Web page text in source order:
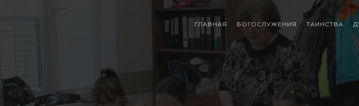
ГЛАВНАЯ БОГОСЛУЖЕНИЯ ТАИНСТВА